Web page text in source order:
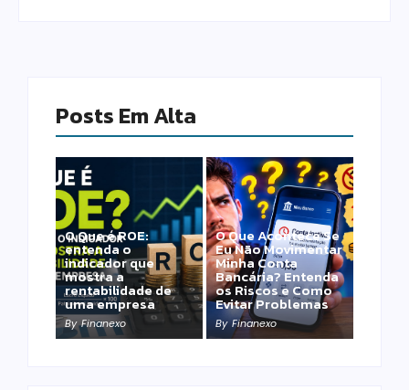
Posts Em Alta
O Que é ROE:
entenda o
indicador que
mostra a
rentabilidade de
uma empresa
By Finanexo
O Que Acontece Se
Eu Não Movimentar
Minha Conta
Bancária? Entenda
os Riscos e Como
Evitar Problemas
By Finanexo